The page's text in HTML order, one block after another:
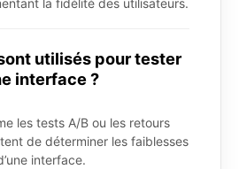
utilisés pour tester
interface ?
les tests A/B ou les retours
de déterminer les faiblesses
interface.